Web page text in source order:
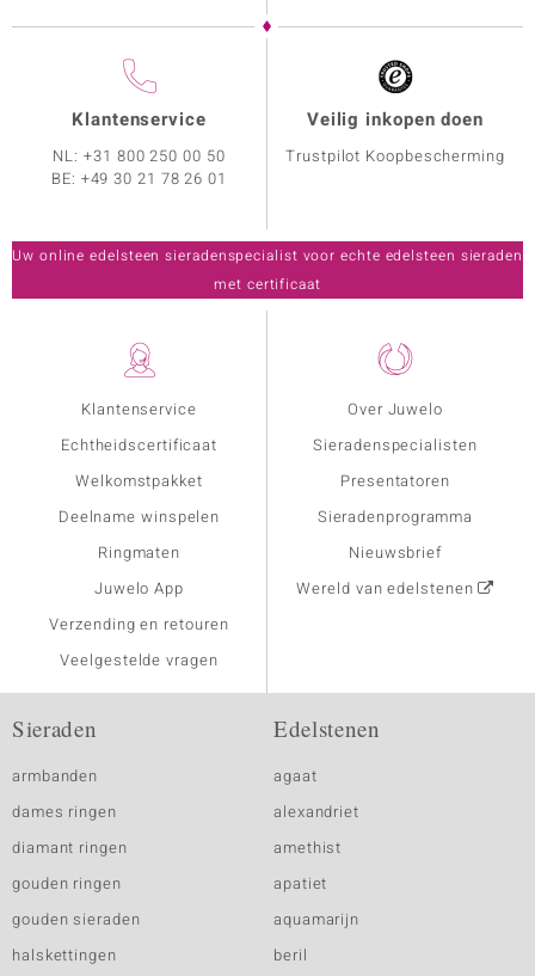
Klantenservice
Echtheidscertificaat
Welkomstpakket
Deelname winspelen
Ringmaten
Juwelo App
Verzending en retouren
Veelgestelde vragen
Over Juwelo
Sieradenspecialisten
Presentatoren
Sieradenprogramma
Nieuwsbrief
Wereld van edelstenen
Klantenservice
NL:+31 800 250 00 50
BE: +49 30 21 78 26 01
Veilig inkopen doen
Trustpilot Koopbescherming
Uw online edelsteen sieradenspecialist voor echte edelsteen sieraden
met certificaat
Sieraden
armbanden
dames ringen
diamant ringen
gouden ringen
gouden sieraden
halskettingen
Edelstenen
agaat
alexandriet
amethist
apatiet
aquamarijn
beril